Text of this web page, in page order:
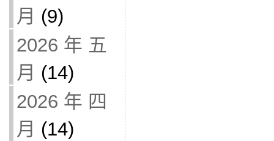
月 (9)
2026 年 五
月 (14)
2026 年 四
月 (14)